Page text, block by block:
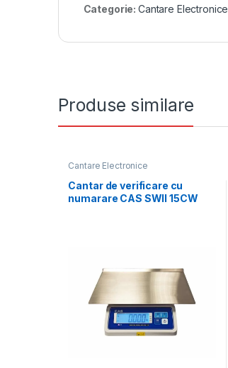
Categorie: Cantare Electronice
Produse similare
Cantare Electronice
Cantar de verificare cu
numarare CAS SWII 15CW